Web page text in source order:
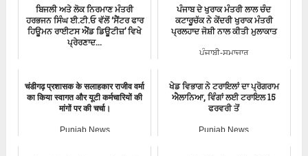
ਬਿਜਲੀ ਅਤੇ ਲੋਕ ਨਿਰਮਾਣ ਮੰਤਰੀ
ਹਰਭਜਨ ਸਿੰਘ ਈ.ਟੀ.ਓ ਵੱਲੋਂ ‘ਸੈਂਟਰ ਫਾਰ
ਹਿਊਮਨ ਰਾਈਟਸ ਐਂਡ ਡਿਊਟੀਜ਼’ ਵਿਖੇ
ਪ੍ਰੇਰਣਾਦ...
ਪੰਜਾਬ ਦੇ ਖੁਰਾਕ ਮੰਤਰੀ ਲਾਲ ਚੰਦ
ਕਟਾਰੂਚੱਕ ਨੇ ਕੇਂਦਰੀ ਖੁਰਾਕ ਮੰਤਰੀ
ਪ੍ਰਲਹਾਦ ਜੋਸ਼ੀ ਨਾਲ ਕੀਤੀ ਮੁਲਾਕਾਤ
ਪੰਜਾਬੀ-ਸਮਾਚਾਰ
चंडीगढ़ प्रशासक के सलाहकार राजीव वर्मा
का किया स्वागत और यूटी कर्मचारियों की
मांगों पर की चर्चा।
Punjab News
ਖੇਡ ਵਿਭਾਗ ਨੇ ਟਰਾਇਲਾਂ ਦਾ ਪ੍ਰੋਗਰਾਮ
ਐਲਾਨਿਆ, ਵਿੰਗਾਂ ਲਈ ਟਰਾਇਲ 15
ਫਰਵਰੀ ਤੋਂ
Punjab News